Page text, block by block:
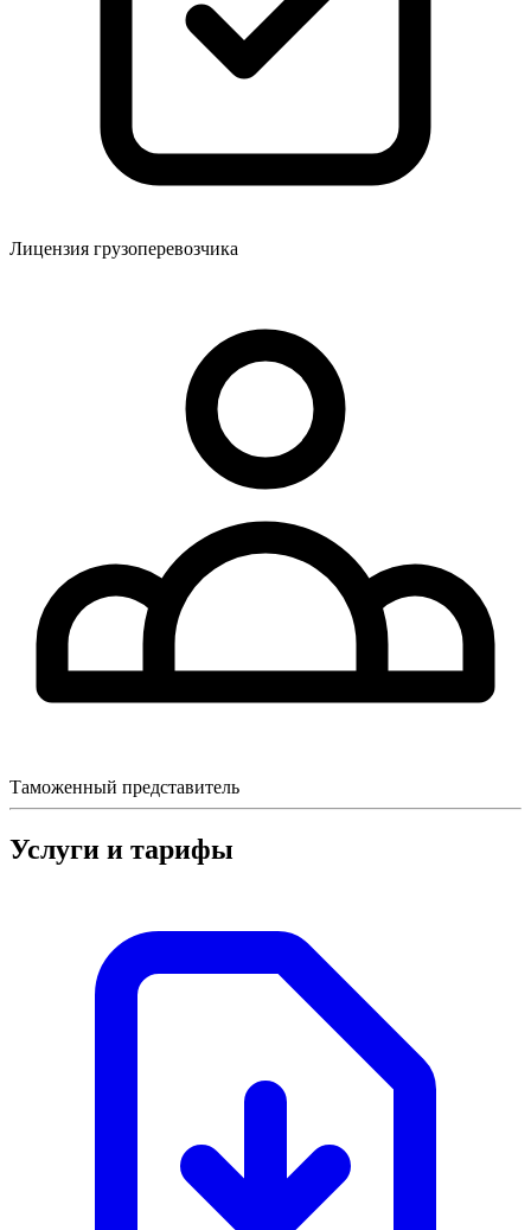
Лицензия грузоперевозчика
Таможенный представитель
Услуги и тарифы